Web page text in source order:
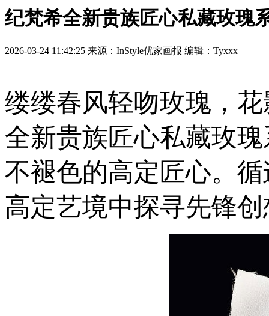
纪梵希全新贵族匠心私藏玫瑰
2026-03-24 11:42:25 来源：InStyle优家画报 编辑：Tyxxx
缕缕春风轻吻玫瑰，
全新贵族匠心私藏玫
不褪色的高定匠心。
高定艺境中探寻先锋